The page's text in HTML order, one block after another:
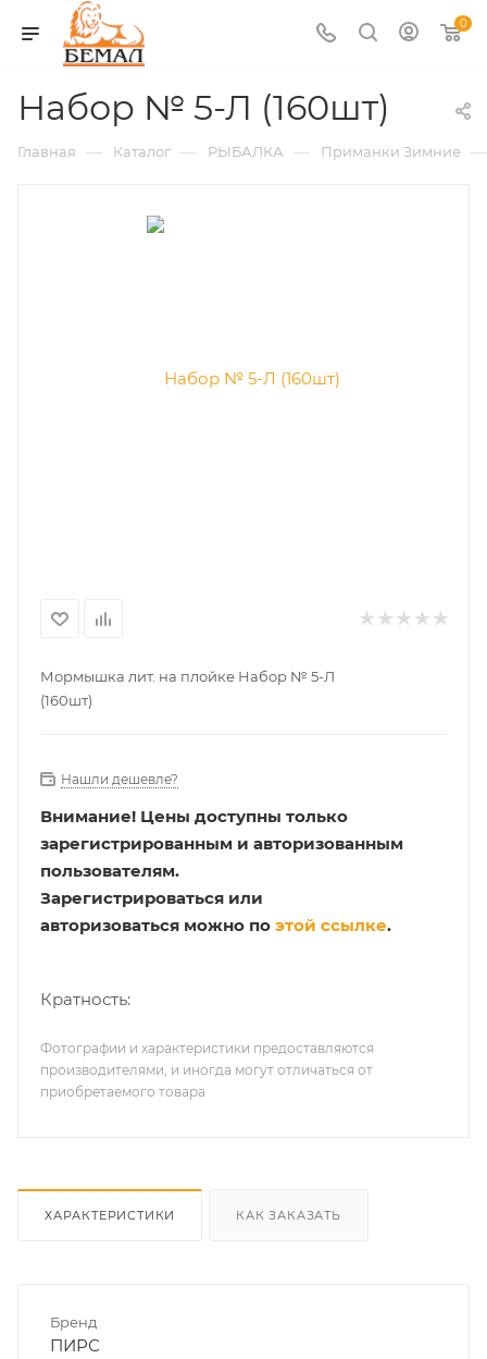
0
Набор № 5-Л (160шт)
Главная — Каталог — РЫБАЛКА — Приманки Зимние —
Мормышка лит. на плойке Набор № 5-Л
(160шт)
Нашли дешевле?
Внимание! Цены доступны только
зарегистрированным и авторизованным
пользователям.
Зарегистрироваться или
авторизоваться можно по этой ссылке.
Кратность:
Фотографии и характеристики предоставляются
производителями, и иногда могут отличаться от
приобретаемого товара
ХАРАКТЕРИСТИКИ КАК ЗАКАЗАТЬ
Бренд
ПИРС